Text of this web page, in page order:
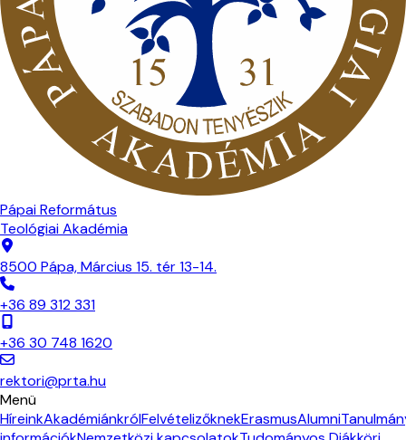
Pápai Református
Teológiai Akadémia
8500 Pápa, Március 15. tér 13-14.
+36 89 312 331
+36 30 748 1620
rektori@prta.hu
Menü
HíreinkAkadémiánkrólFelvételizőknekErasmusAlumni